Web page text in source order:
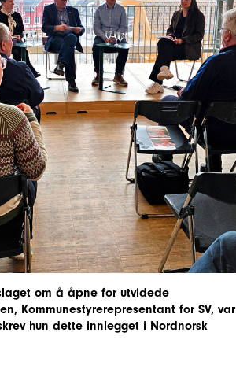
om å åpne for utvidede
Kommunestyrerepresentant for SV, var
hun dette innlegget i Nordnorsk